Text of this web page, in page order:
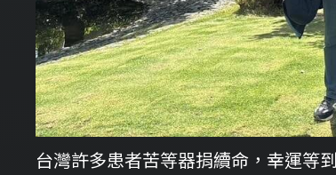
台灣許多患者苦等器捐續命，幸運等